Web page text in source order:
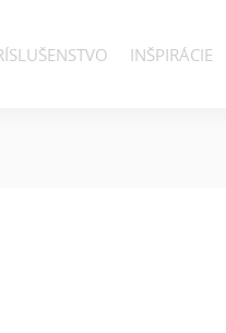
INŠPIRÁCIE